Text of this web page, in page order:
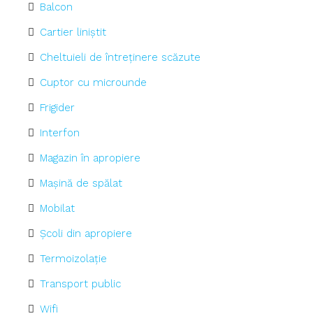
Balcon
Cartier liniștit
Cheltuieli de întreținere scăzute
Cuptor cu microunde
Frigider
Interfon
Magazin în apropiere
Mașină de spălat
Mobilat
Școli din apropiere
Termoizolație
Transport public
Wifi